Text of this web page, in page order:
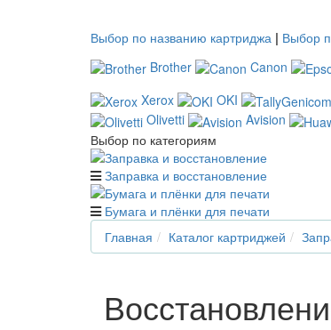
Выбор по названию картриджа | Выбор
Brother
Canon
Xerox
OKI
Olivetti
Avision
Выбор по категориям
Заправка и восстановление
Бумага и плёнки для печати
Главная
Каталог картриджей